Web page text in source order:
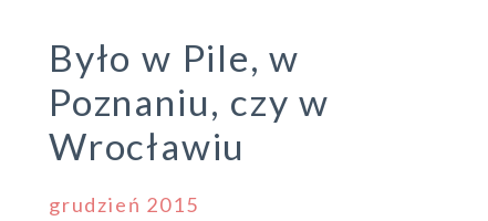
Było w Pile, w
Poznaniu, czy w
Wrocławiu
grudzień 2015